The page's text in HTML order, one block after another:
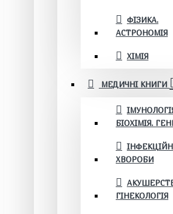
ФІЗИКА.
АСТРОНОМІЯ
ХІМІЯ
МЕДИЧНІ КНИГИ
БІОХІМІЯ.
ХВОРОБИ
ГІНЕКОЛОГІЯ